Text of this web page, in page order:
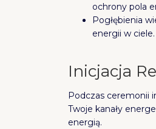
ochrony pola
Pogłębienia
energii w ciele.
Inicjacja
Podczas ceremonii
Twoje kanały
energią.